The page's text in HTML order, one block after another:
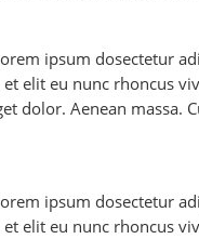
ipsum dosectetur
elit eu nunc rhoncus
dolor. Aenean massa.
ipsum dosectetur
elit eu nunc rhoncus